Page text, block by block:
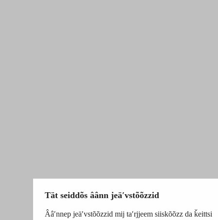
Tät seiddõs âânn jeäʹvstõõzzid
Ââʹnnep jeäʹvstõõzzid mij taʹrjjeem siiskõõzz da ǩeittsi